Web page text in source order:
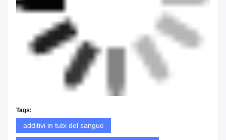
Tags:
additivi in tubi del sangue